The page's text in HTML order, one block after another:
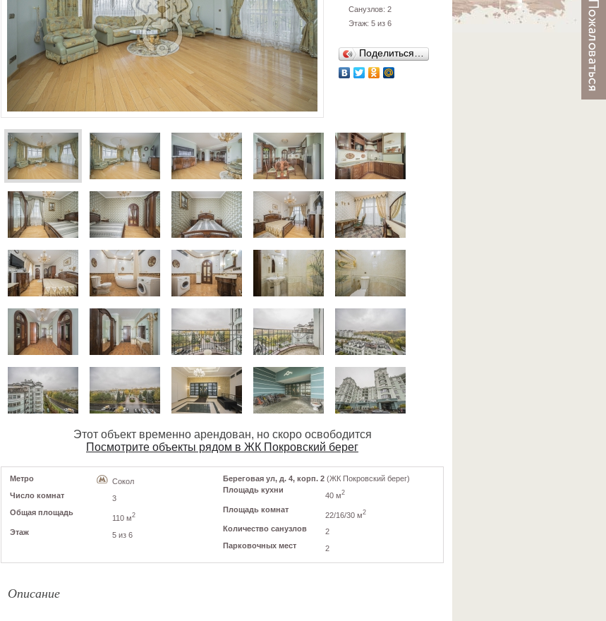
Санузлов: 2
Этаж: 5 из 6
Поделиться…
Этот объект временно арендован, но скоро освободится
Посмотрите объекты рядом в ЖК Покровский берег
Метро
Сокол
Число комнат
3
Общая площадь
110 м2
Этаж 5 из 6
Береговая ул, д. 4, корп. 2 (ЖК Покровский берег)
Площадь кухни
40 м2
Площадь комнат
22/16/30 м2
Количество санузлов
2
Парковочных мест
2
Описание